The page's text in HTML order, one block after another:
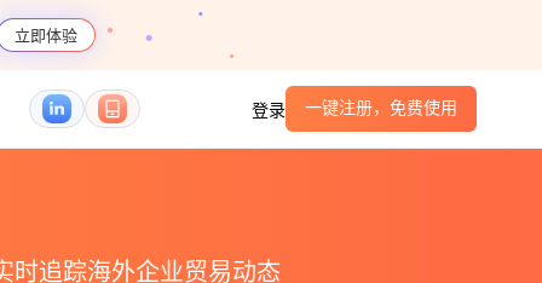
立即体验
登录 一键注册，免费使用
时追踪海外企业贸易动态